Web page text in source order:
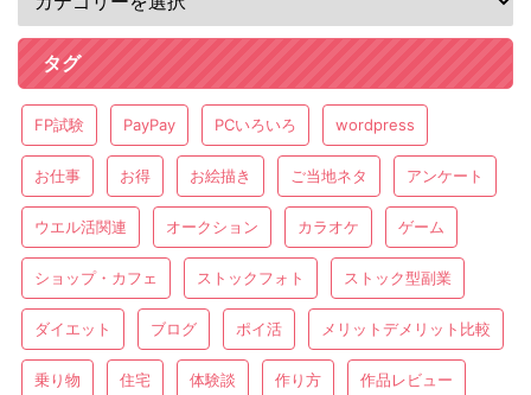
タグ
FP試験 PayPay PCいろいろ wordpress
お仕事 お得 お絵描き ご当地ネタ アンケート
ウエル活関連 オークション カラオケ ゲーム
ショップ・カフェ ストックフォト ストック型副業
ダイエット ブログ ポイ活 メリットデメリット比較
乗り物 住宅 体験談 作り方 作品レビュー